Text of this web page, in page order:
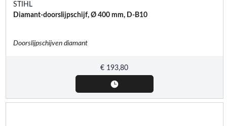
STIHL
Diamant-doorslijpschijf, Ø 400 mm, D-B10
Doorslijpschijven diamant
€ 193,80